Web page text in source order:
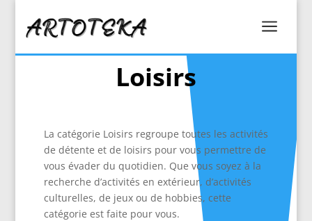
a
Loisirs
La catégorie Loisirs regroupe toutes les activités
de détente et de loisirs pour vous permettre de
vous évader du quotidien. Que vous soyez à la
recherche d’activités en extérieur, d’activités
culturelles, de jeux ou de hobbies, cette
catégorie est faite pour vous.